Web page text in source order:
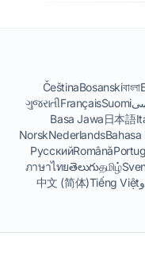
বাংলা
Bosanski
Čeština
Suomi
Français
ગુજરાતી
日本語
Basa Jawa
Bahasa
Nederlands
Norsk
Română
Русский
தமிழ்
తెలుగు
ภาษาไทย
Tiếng Việt
中文 (简体)